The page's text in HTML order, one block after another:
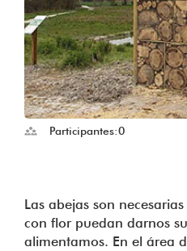
Participantes:0
Las abejas son
con flor puedan darnos
alimentamos. En el área